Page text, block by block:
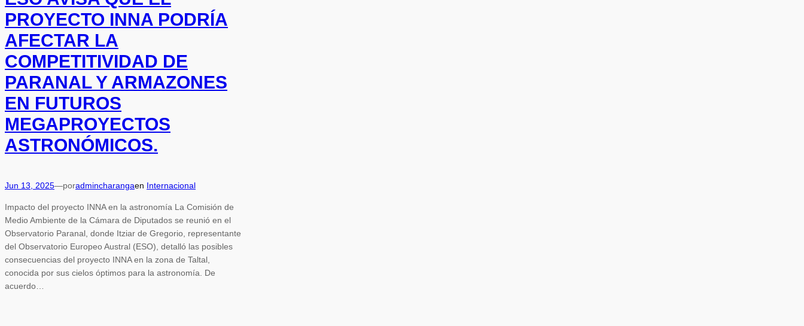
PROYECTO INNA PODRÍA
AFECTAR LA
COMPETITIVIDAD DE
PARANAL Y ARMAZONES
EN FUTUROS
MEGAPROYECTOS
ASTRONÓMICOS.
Jun 13, 2025—poradmincharangaen Internacional
Impacto del proyecto INNA en la astronomía La Comisión de
Medio Ambiente de la Cámara de Diputados se reunió en el
Observatorio Paranal, donde Itziar de Gregorio, representante
del Observatorio Europeo Austral (ESO), detalló las posibles
consecuencias del proyecto INNA en la zona de Taltal,
conocida por sus cielos óptimos para la astronomía. De
acuerdo…